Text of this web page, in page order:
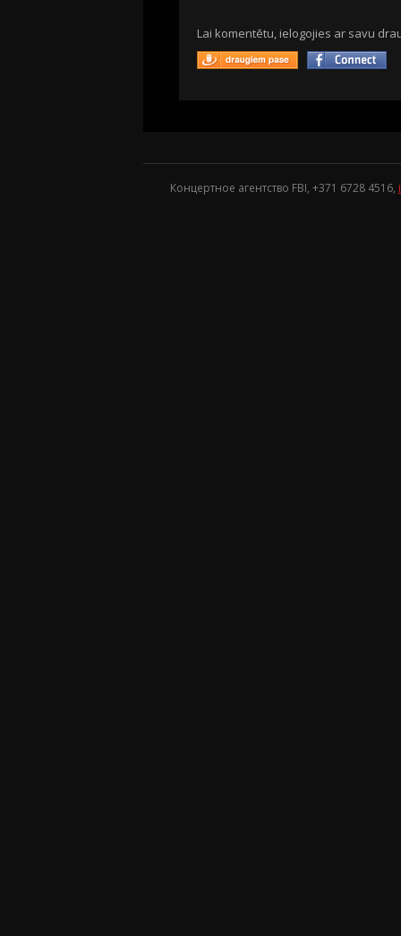
Lai komentētu, ielogojies ar savu
Концертное агентство FBI, +371 6728 4516,